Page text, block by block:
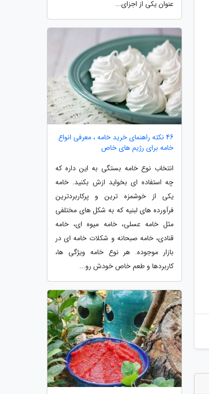
عنوان یکی از اجزای...
46 نکته راهنمای خرید خامه ، معرفی انواع
خامه برای رژیم های خاص
انتخاب نوع خامه بستگی به این داره که
چه استفاده ای بخواید ازش بکنید. خامه
یکی از خوشمزه ترین و پرکاربردترین
فرآورده های لبنیه که به شکل های مختلفی
مثل خامه عسلی، خامه میوه ای، خامه
قنادی، خامه صبحانه و شکلات خامه ای در
بازار موجوده. هر نوع خامه ویژگی ها،
کاربردها و طعم خاص خودش رو...